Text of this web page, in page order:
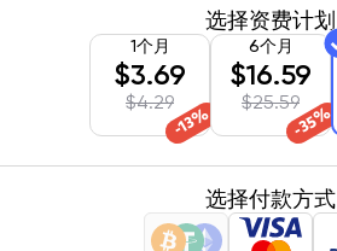
选择资费计划
1个月
$3.69
$4.29
-
13
%
6个月
$16.59
$25.59
-
35
%
选择付款方式